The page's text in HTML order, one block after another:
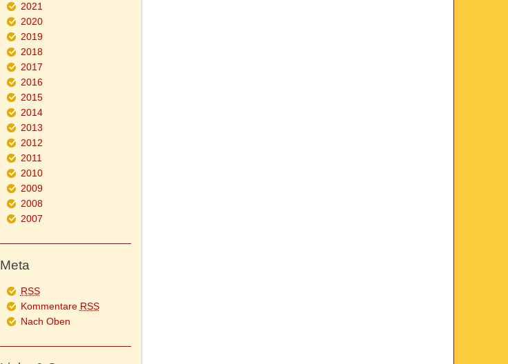
2021
2020
2019
2018
2017
2016
2015
2014
2013
2012
2011
2010
2009
2008
2007
Meta
RSS
Kommentare RSS
Nach Oben